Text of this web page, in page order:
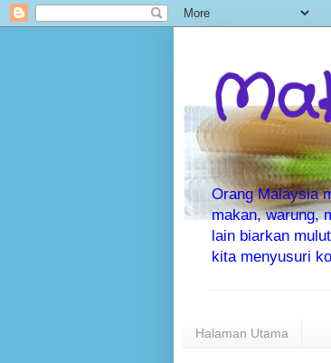
Orang Malaysia
makan, warung,
lain biarkan
kita menyusuri
Halaman Utama